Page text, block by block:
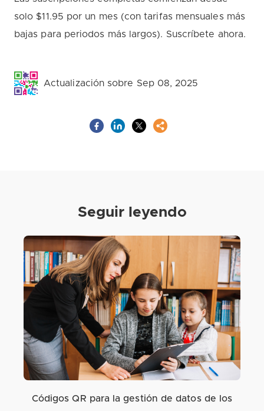
solo $11.95 por un mes (con tarifas mensuales más
bajas para periodos más largos). Suscríbete ahora.
Actualización sobre Sep 08, 2025
Seguir leyendo
Códigos QR para la gestión de datos de los